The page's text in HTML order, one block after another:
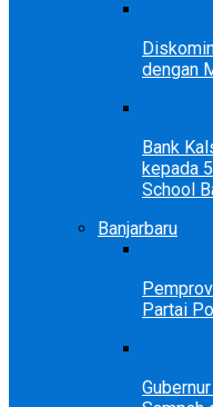
dengan
Bank
kepada
School
Banjarbaru
Partai